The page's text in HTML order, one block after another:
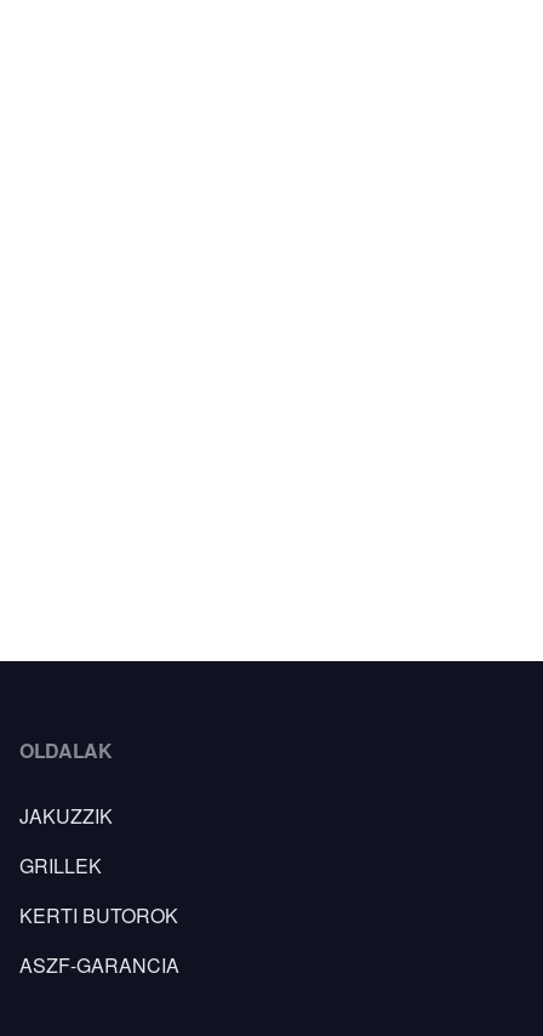
OLDALAK
JAKUZZIK
GRILLEK
KERTI BUTOROK
ASZF-GARANCIA